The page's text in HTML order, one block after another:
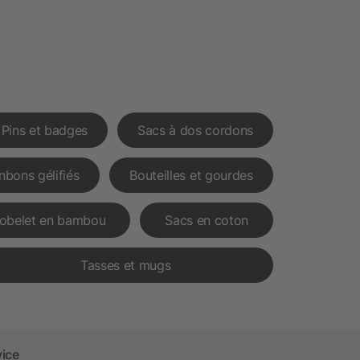
Pins et badges Sacs à dos cordons
gélifiés Bouteilles et gourdes
en bambou Sacs en coton
Tasses et mugs